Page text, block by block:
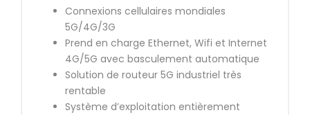
Connexions cellulaires mondiales
5G/4G/3G
Prend en charge Ethernet, Wifi et Internet
4G/5G avec basculement automatique
Solution de routeur 5G industriel très
rentable
Système d’exploitation entièrement